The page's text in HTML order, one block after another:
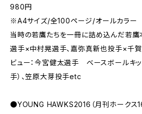
980円
※A4サイズ/全100ページ/オールカラー
当時の若鷹たちを一冊に詰め込んだ若鷹
選手×中村晃選手、嘉弥真新也投手×千
ビュー：今宮健太選手 ベースボールキッ
手）、笠原大芽投手etc
●YOUNG HAWKS2016（月刊ホークス